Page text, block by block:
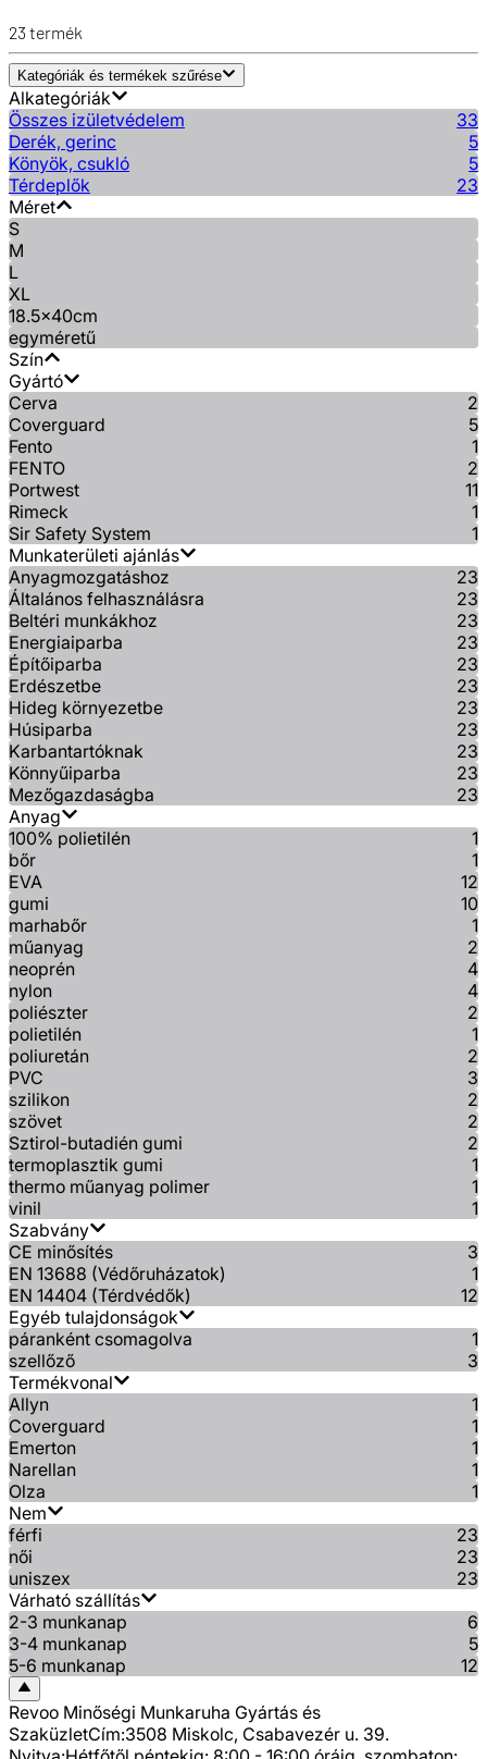
23 termék
Kategóriák és termékek szűrése
Alkategóriák
Összes izületvédelem
33
Derék, gerinc
5
Könyök, csukló
5
Térdeplők
23
Méret
S
M
L
XL
18.5x40cm
egyméretű
Szín
Gyártó
Cerva
2
Coverguard
5
Fento
1
FENTO
2
Portwest
11
Rimeck
1
Sir Safety System
1
Munkaterületi ajánlás
Anyagmozgatáshoz
23
Általános felhasználásra
23
Beltéri munkákhoz
23
Energiaiparba
23
Építőiparba
23
Erdészetbe
23
Hideg környezetbe
23
Húsiparba
23
Karbantartóknak
23
Könnyűiparba
23
Mezőgazdaságba
23
Anyag
100% polietilén
1
bőr
1
EVA
12
gumi
10
marhabőr
1
műanyag
2
neoprén
4
nylon
4
poliészter
2
polietilén
1
poliuretán
2
PVC
3
szilikon
2
szövet
2
Sztirol-butadién gumi
2
termoplasztik gumi
1
thermo műanyag polimer
1
vinil
1
Szabvány
CE minősítés
3
EN 13688 (Védőruházatok)
1
EN 14404 (Térdvédők)
12
Egyéb tulajdonságok
páranként csomagolva
1
szellőző
3
Termékvonal
Allyn
1
Coverguard
1
Emerton
1
Narellan
1
Olza
1
Nem
férfi
23
női
23
uniszex
23
Várható szállítás
2-3 munkanap
6
3-4 munkanap
5
5-6 munkanap
12
Revoo Minőségi Munkaruha Gyártás és
SzaküzletCím:3508 Miskolc, Csabavezér u. 39.